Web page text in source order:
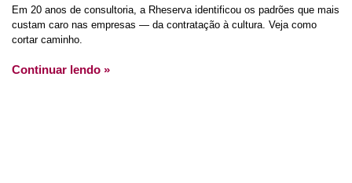
Em 20 anos de consultoria, a Rheserva identificou os padrões que mais
custam caro nas empresas — da contratação à cultura. Veja como
cortar caminho.
Continuar lendo »